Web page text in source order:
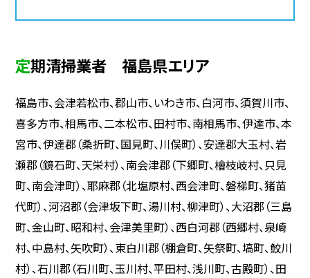
定期清掃業者 福島県エリア
福島市、会津若松市、郡山市、いわき市、白河市、須賀川市、
喜多方市、相馬市、二本松市、田村市、南相馬市、伊達市、本
宮市、伊達郡（桑折町、国見町、川俣町）、安達郡大玉村、岩
瀬郡（鏡石町、天栄村）、南会津郡（下郷町、檜枝岐村、只見
町、南会津町）、耶麻郡（北塩原村、西会津町、磐梯町、猪苗
代町）、河沼郡（会津坂下町、湯川村、柳津町）、大沼郡（三島
町、金山町、昭和村、会津美里町）、西白河郡（西郷村、泉崎
村、中島村、矢吹町）、東白川郡（棚倉町、矢祭町、塙町、鮫川
村）、石川郡（石川町、玉川村、平田村、浅川町、古殿町）、田